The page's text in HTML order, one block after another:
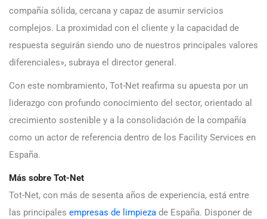
compañía sólida, cercana y capaz de asumir servicios
complejos. La proximidad con el cliente y la capacidad de
respuesta seguirán siendo uno de nuestros principales valores
diferenciales», subraya el director general.
Con este nombramiento, Tot-Net reafirma su apuesta por un
liderazgo con profundo conocimiento del sector, orientado al
crecimiento sostenible y a la consolidación de la compañía
como un actor de referencia dentro de los Facility Services en
España.
Más sobre Tot-Net
Tot-Net, con más de sesenta años de experiencia, está entre
las principales empresas de limpieza de España. Disponer de